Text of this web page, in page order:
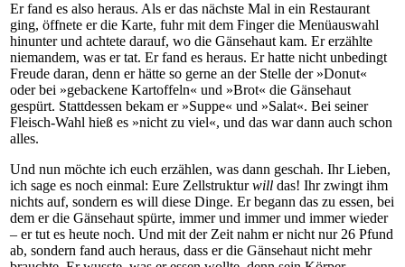
Er fand es also heraus. Als er das nächste Mal in ein Restaurant
ging, öffnete er die Karte, fuhr mit dem Finger die Menüauswahl
hinunter und achtete darauf, wo die Gänsehaut kam. Er erzählte
niemandem, was er tat. Er fand es heraus. Er hatte nicht unbedingt
Freude daran, denn er hätte so gerne an der Stelle der »Donut«
oder bei »gebackene Kartoffeln« und »Brot« die Gänsehaut
gespürt. Stattdessen bekam er »Suppe« und »Salat«. Bei seiner
Fleisch-Wahl hieß es »nicht zu viel«, und das war dann auch schon
alles.
Und nun möchte ich euch erzählen, was dann geschah. Ihr Lieben,
ich sage es noch einmal: Eure Zellstrukturwill das! Ihr zwingt ihm
nichts auf, sondern es will diese Dinge. Er begann das zu essen, bei
dem er die Gänsehaut spürte, immer und immer und immer wieder
– er tut es heute noch. Und mit der Zeit nahm er nicht nur 26 Pfund
ab, sondern fand auch heraus, dass er die Gänsehaut nicht mehr